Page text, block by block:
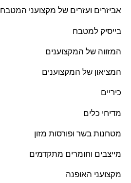
אביזרים ועזרים של מקצועני המטבח
בייסיק למטבח
המזווה של המקצוענים
המציאון של המקצוענים
כיריים
מדיחי כלים
מטחנות בשר ופורסות מזון
מייצבים וחומרים מתקדמים
מקצועני האופנה